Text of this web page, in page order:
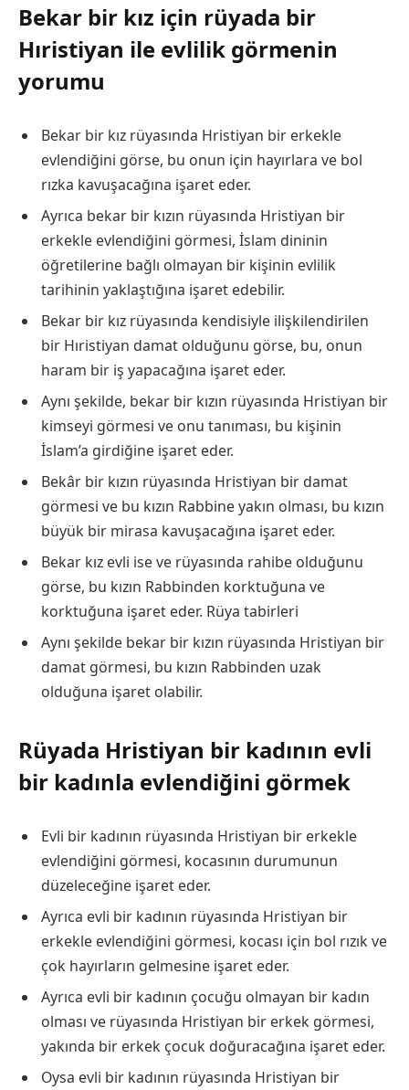
Bekar bir kız için rüyada bir
Hıristiyan ile evlilik görmenin
yorumu
Bekar bir kız rüyasında Hristiyan bir erkekle
evlendiğini görse, bu onun için hayırlara ve bol
rızka kavuşacağına işaret eder.
Ayrıca bekar bir kızın rüyasında Hristiyan bir
erkekle evlendiğini görmesi, İslam dininin
öğretilerine bağlı olmayan bir kişinin evlilik
tarihinin yaklaştığına işaret edebilir.
Bekar bir kız rüyasında kendisiyle ilişkilendirilen
bir Hıristiyan damat olduğunu görse, bu, onun
haram bir iş yapacağına işaret eder.
Aynı şekilde, bekar bir kızın rüyasında Hristiyan bir
kimseyi görmesi ve onu tanıması, bu kişinin
İslam’a girdiğine işaret eder.
Bekâr bir kızın rüyasında Hristiyan bir damat
görmesi ve bu kızın Rabbine yakın olması, bu kızın
büyük bir mirasa kavuşacağına işaret eder.
Bekar kız evli ise ve rüyasında rahibe olduğunu
görse, bu kızın Rabbinden korktuğuna ve
korktuğuna işaret eder. Rüya tabirleri
Aynı şekilde bekar bir kızın rüyasında Hristiyan bir
damat görmesi, bu kızın Rabbinden uzak
olduğuna işaret olabilir.
Rüyada Hristiyan bir kadının evli
bir kadınla evlendiğini görmek
Evli bir kadının rüyasında Hristiyan bir erkekle
evlendiğini görmesi, kocasının durumunun
düzeleceğine işaret eder.
Ayrıca evli bir kadının rüyasında Hristiyan bir
erkekle evlendiğini görmesi, kocası için bol rızık ve
çok hayırların gelmesine işaret eder.
Ayrıca evli bir kadının çocuğu olmayan bir kadın
olması ve rüyasında Hristiyan bir erkek görmesi,
yakında bir erkek çocuk doğuracağına işaret eder.
Oysa evli bir kadının rüyasında Hristiyan bir